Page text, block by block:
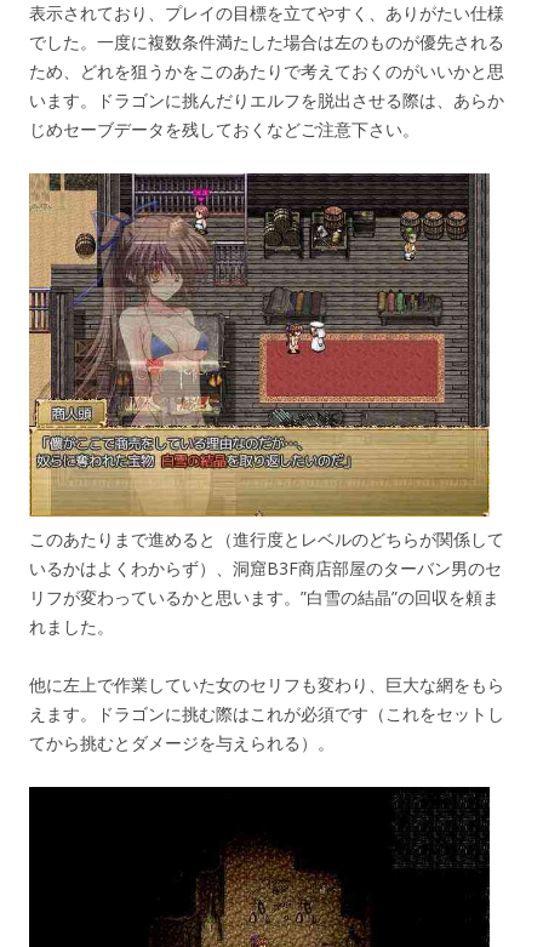
表示されており、プレイの目標を立てやすく、ありがたい仕様
でした。一度に複数条件満たした場合は左のものが優先される
ため、どれを狙うかをこのあたりで考えておくのがいいかと思
います。ドラゴンに挑んだりエルフを脱出させる際は、あらか
じめセーブデータを残しておくなどご注意下さい。
このあたりまで進めると（進行度とレベルのどちらが関係して
いるかはよくわからず）、洞窟B3F商店部屋のターバン男のセ
リフが変わっているかと思います。”白雪の結晶”の回収を頼ま
れました。
他に左上で作業していた女のセリフも変わり、巨大な網をもら
えます。ドラゴンに挑む際はこれが必須です（これをセットし
てから挑むとダメージを与えられる）。